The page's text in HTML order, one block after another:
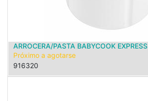
ARROCERA/PASTA BABYCOOK EXPRESS
Próximo a agotarse
916320